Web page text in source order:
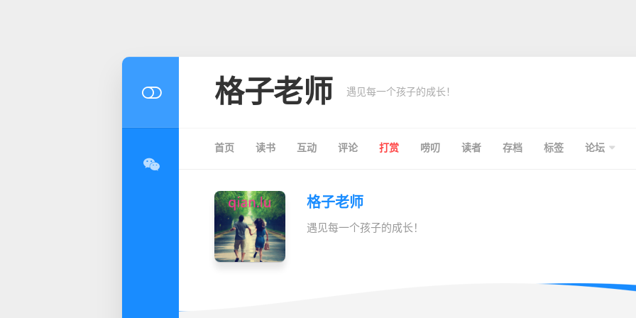
格子老师 遇见每一个孩子的成长！
首页 读书 互动 评论 打赏 唠叨 读者 存档 标签 论坛
格子老师
遇见每一个孩子的成长！